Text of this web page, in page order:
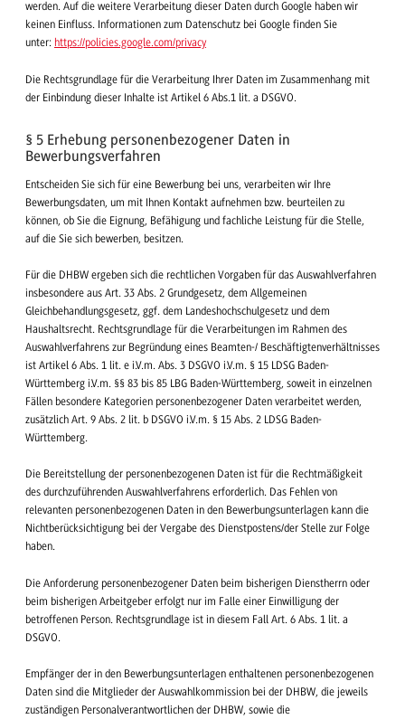
werden. Auf die weitere Verarbeitung dieser Daten durch Google haben wir
keinen Einfluss. Informationen zum Datenschutz bei Google finden Sie
unter: https://policies.google.com/privacy
Die Rechtsgrundlage für die Verarbeitung Ihrer Daten im Zusammenhang mit
der Einbindung dieser Inhalte ist Artikel 6 Abs.1 lit. a DSGVO.
§ 5 Erhebung personenbezogener Daten in
Bewerbungsverfahren
Entscheiden Sie sich für eine Bewerbung bei uns, verarbeiten wir Ihre
Bewerbungsdaten, um mit Ihnen Kontakt aufnehmen bzw. beurteilen zu
können, ob Sie die Eignung, Befähigung und fachliche Leistung für die Stelle,
auf die Sie sich bewerben, besitzen.
Für die DHBW ergeben sich die rechtlichen Vorgaben für das Auswahlverfahren
insbesondere aus Art. 33 Abs. 2 Grundgesetz, dem Allgemeinen
Gleichbehandlungsgesetz, ggf. dem Landeshochschulgesetz und dem
Haushaltsrecht. Rechtsgrundlage für die Verarbeitungen im Rahmen des
Auswahlverfahrens zur Begründung eines Beamten-/ Beschäftigtenverhältnisses
ist Artikel 6 Abs. 1 lit. e i.V.m. Abs. 3 DSGVO i.V.m. § 15 LDSG Baden-
Württemberg i.V.m. §§ 83 bis 85 LBG Baden-Württemberg, soweit in einzelnen
Fällen besondere Kategorien personenbezogener Daten verarbeitet werden,
zusätzlich Art. 9 Abs. 2 lit. b DSGVO i.V.m. § 15 Abs. 2 LDSG Baden-
Württemberg.
Die Bereitstellung der personenbezogenen Daten ist für die Rechtmäßigkeit
des durchzuführenden Auswahlverfahrens erforderlich. Das Fehlen von
relevanten personenbezogenen Daten in den Bewerbungsunterlagen kann die
Nichtberücksichtigung bei der Vergabe des Dienstpostens/der Stelle zur Folge
haben.
Die Anforderung personenbezogener Daten beim bisherigen Dienstherrn oder
beim bisherigen Arbeitgeber erfolgt nur im Falle einer Einwilligung der
betroffenen Person. Rechtsgrundlage ist in diesem Fall Art. 6 Abs. 1 lit. a
DSGVO.
Empfänger der in den Bewerbungsunterlagen enthaltenen personenbezogenen
Daten sind die Mitglieder der Auswahlkommission bei der DHBW, die jeweils
zuständigen Personalverantwortlichen der DHBW, sowie die